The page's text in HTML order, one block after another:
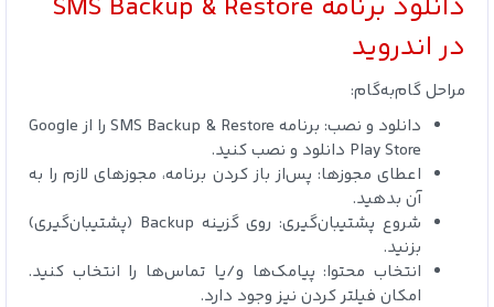
در اندروید
مراحل گام‌به‌گام:
دانلود و نصب: برنامه SMS Backup & Restore را از Google
Play Store دانلود و نصب کنید.
اعطای مجوزها: پس‌از باز کردن برنامه، مجوزهای لازم را به
آن بدهید.
شروع پشتیبان‌گیری: روی گزینه Backup (پشتیبان‌گیری)
بزنید.
انتخاب محتوا: پیامک‌ها و/یا تماس‌ها را انتخاب کنید.
امکان فیلتر کردن نیز وجود دارد.